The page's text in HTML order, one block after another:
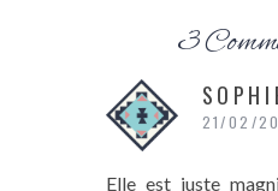
3
21/02/
Elle est juste